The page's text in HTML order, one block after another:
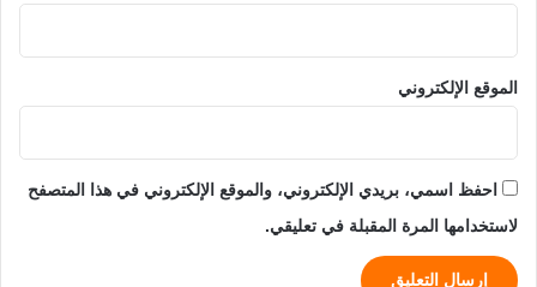
الموقع الإلكتروني
احفظ اسمي، بريدي الإلكتروني، والموقع الإلكتروني في هذا المتصفح
لاستخدامها المرة المقبلة في تعليقي.